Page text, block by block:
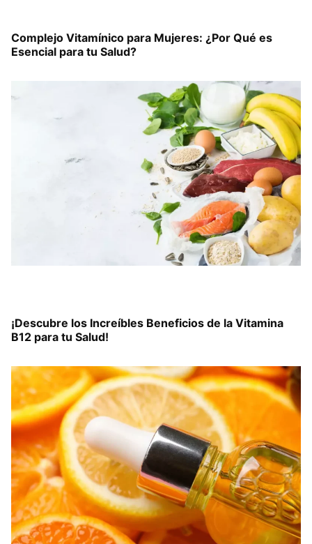
Complejo Vitamínico para Mujeres: ¿Por Qué es
Esencial para tu Salud?
¡Descubre los Increíbles Beneficios de la Vitamina
B12 para tu Salud!